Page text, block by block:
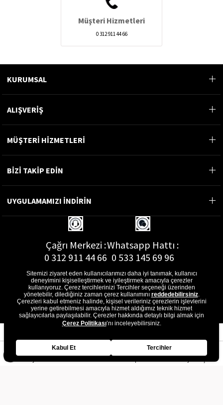
Müşteri Hizmetleri
0 312 911 44 66
KURUMSAL
ALIŞVERİŞ
MÜŞTERİ HİZMETLERİ
BİZİ TAKİP EDİN
UYGULAMAMIZI İNDİRİN
Çağrı Merkezi :
0 312 911 44 66
Whatsapp Hattı :
0 533 145 69 96
E-Posta Adresi :
musterihizmetleri@gon.com.tr
Sitemizi ziyaret eden kullanıcılarımızı daha iyi tanımak, kullanıcı
deneyimini kişiselleştirmek ve iyileştirmek amacıyla çerezler
kullanıyoruz. Çerez tercihlerinizi Tercihler seçeneği üzerinden
yönetebilir, dilediğiniz zaman çerez kullanımını reddedebilirsiniz.
Çerezleri kabul etmeniz halinde, kişisel verileriniz çerezlerin işlevlerini
yerine getirebilmesi amacıyla hizmet aldığımız teknik hizmet
sağlayıcılarla paylaşılabilir. Çerezler hakkında detaylı bilgi almak için
Çerez Politikası’nı inceleyebilirsiniz.
Kabul Et Tercihler